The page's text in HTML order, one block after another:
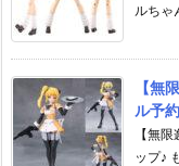
ルちゃ
【無
ル予
【無
ップ♪